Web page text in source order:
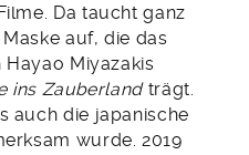
Da taucht ganz
auf, die das
Miyazakis
ins Zauberland trägt.
auch die japanische
wurde. 2019